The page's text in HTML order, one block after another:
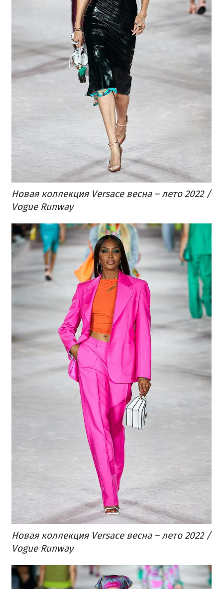
Новая коллекция Versace весна – лето 2022 /
Vogue Runway
Новая коллекция Versace весна – лето 2022 /
Vogue Runway